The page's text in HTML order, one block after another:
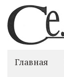
Главная